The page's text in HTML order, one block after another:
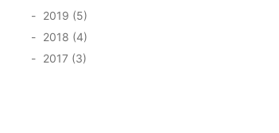
2019 (5)
2018 (4)
2017 (3)